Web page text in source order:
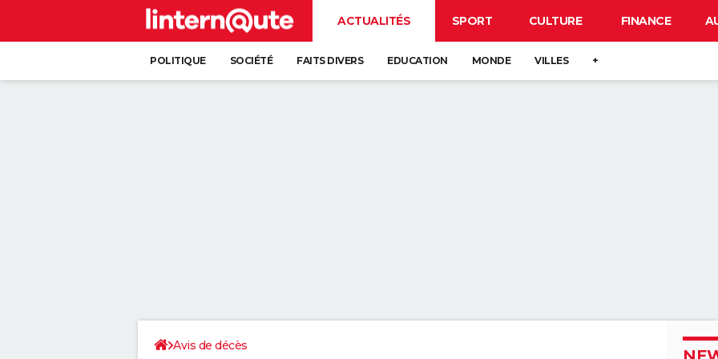
ACTUALITÉS SPORT CULTURE FINANCE
POLITIQUE SOCIÉTÉ FAITS DIVERS EDUCATION MONDE VILLES +
Avis de décès